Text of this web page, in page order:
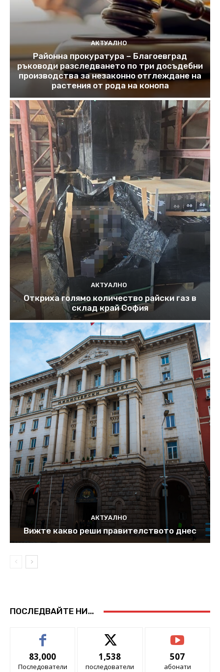
АКТУАЛНО
Районна прокуратура – Благоевград
ръководи разследването по три досъдебни
производства за незаконно отглеждане на
растения от рода на конопа
АКТУАЛНО
Откриха голямо количество райски газ в
склад край София
АКТУАЛНО
Вижте какво реши правителството днес
ПОСЛЕДВАЙТЕ НИ...
83,000
Последователи
1,538
последователи
507
абонати